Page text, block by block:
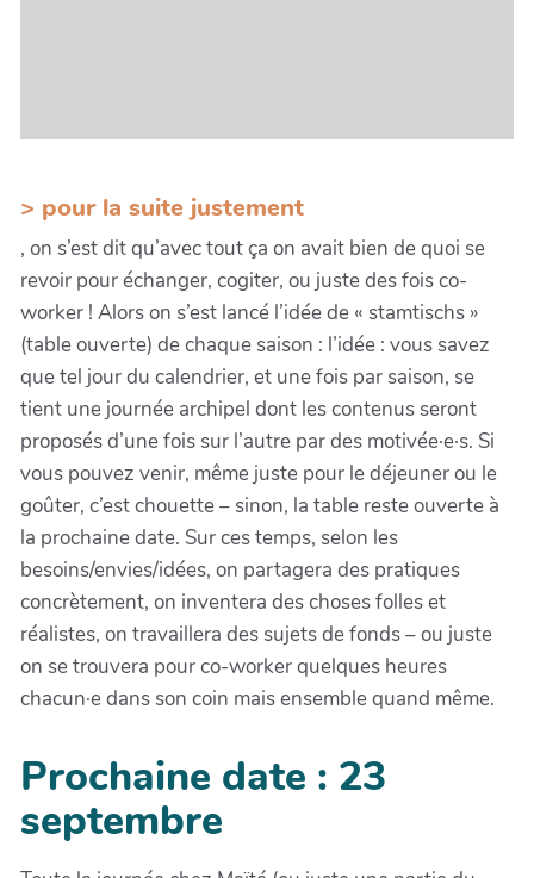
> pour la suite justement
, on s’est dit qu’avec tout ça on avait bien de quoi se
revoir pour échanger, cogiter, ou juste des fois co-
worker ! Alors on s’est lancé l’idée de « stamtischs »
(table ouverte) de chaque saison : l’idée : vous savez
que tel jour du calendrier, et une fois par saison, se
tient une journée archipel dont les contenus seront
proposés d’une fois sur l’autre par des motivée·e·s. Si
vous pouvez venir, même juste pour le déjeuner ou le
goûter, c’est chouette – sinon, la table reste ouverte à
la prochaine date. Sur ces temps, selon les
besoins/envies/idées, on partagera des pratiques
concrètement, on inventera des choses folles et
réalistes, on travaillera des sujets de fonds – ou juste
on se trouvera pour co-worker quelques heures
chacun·e dans son coin mais ensemble quand même.
Prochaine date : 23
septembre